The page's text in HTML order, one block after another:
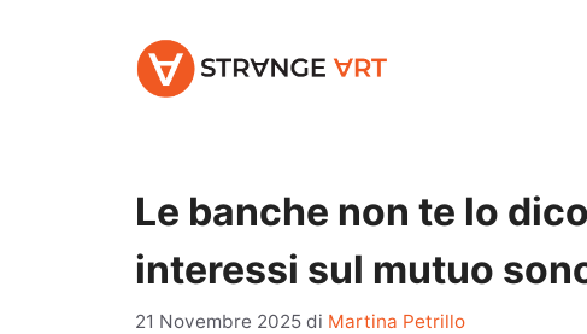
Le banche non te lo
interessi sul mutuo
21 Novembre 2025 di Martina Petrillo